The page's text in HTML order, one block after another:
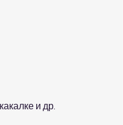
и др.